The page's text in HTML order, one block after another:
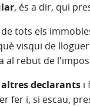
, és a dir, qui
tots els
visqui de
al rebut de
declarantsi
fer i, si escau,